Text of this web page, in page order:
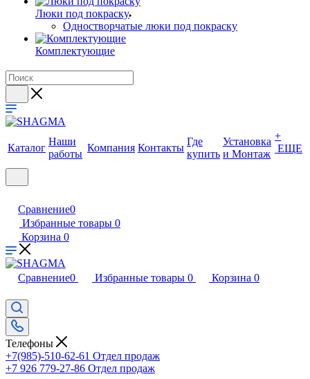
Люки под покраску
Одностворчатые люки под покраску
Комплектующие
Каталог
Наши
работы
Компания Контакты
Где
купить
Установка
и Монтаж
+
ЕЩЕ
Сравнение0
Избранные товары 0
Корзина 0
Сравнение0 Избранные товары 0 Корзина 0
Телефоны
+7(985)-510-62-61 Отдел продаж
‪+7 926 779-27-86‬ Отдел продаж